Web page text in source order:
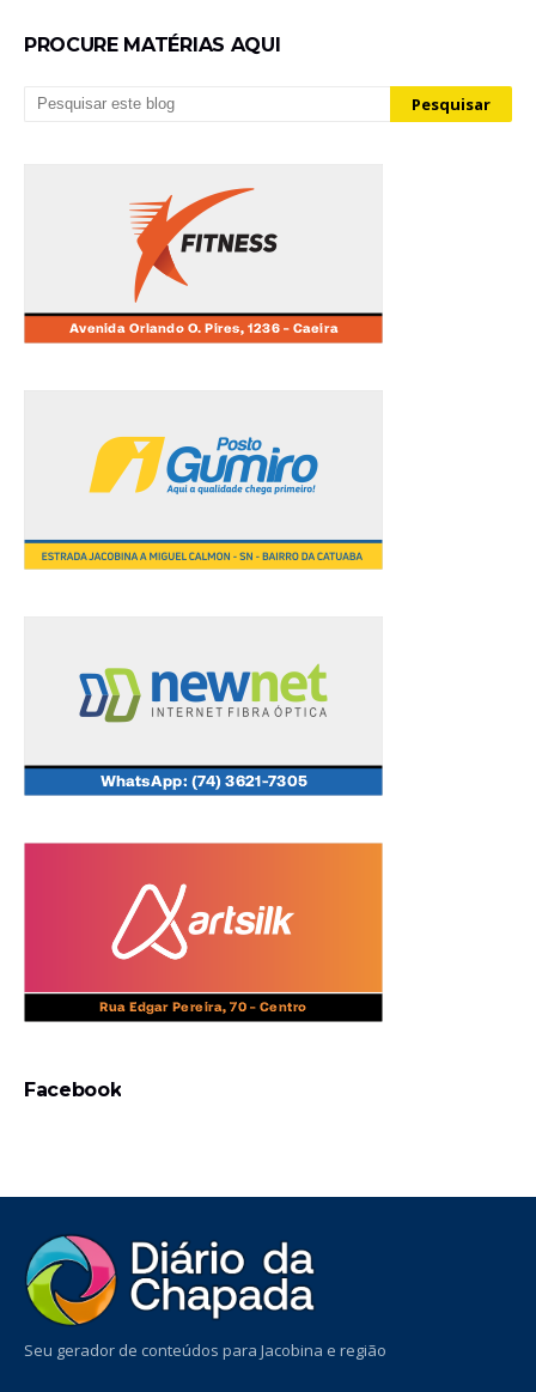
PROCURE MATÉRIAS AQUI
Facebook
Seu gerador de conteúdos para Jacobina e região